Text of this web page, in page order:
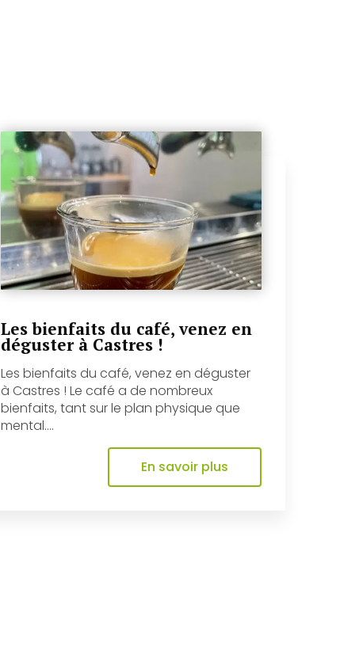
Les bienfaits du café, venez en
déguster à Castres !
Les bienfaits du café, venez en déguster
à Castres ! Le café a de nombreux
bienfaits, tant sur le plan physique que
mental....
En savoir plus